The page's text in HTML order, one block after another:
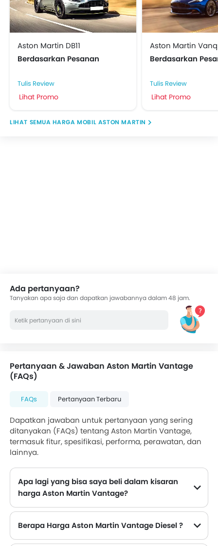
Aston Martin DB11
Berdasarkan Pesanan
Tulis Review
Lihat Promo
Aston Martin
Berdasarkan
Tulis Review
Lihat Promo
HARGA MOBIL ASTON MARTIN
Ada pertanyaan?
Tanyakan apa saja dan dapatkan jawabannya dalam 48 jam.
Pertanyaan & Jawaban Aston Martin Vantage
(FAQs)
FAQs Pertanyaan Terbaru
Dapatkan jawaban untuk pertanyaan yang sering
ditanyakan (FAQs) tentang Aston Martin Vantage,
termasuk fitur, spesifikasi, performa, perawatan, dan
lainnya.
Apa lagi yang bisa saya beli dalam kisaran
harga Aston Martin Vantage?
Berapa Harga Aston Martin Vantage Diesel ?